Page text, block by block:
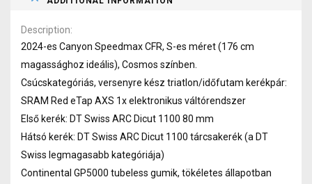
Description
2024-es Canyon Speedmax CFR, S-es méret (176 cm
magassághoz ideális), Cosmos színben.
Csúcskategóriás, versenyre kész triatlon/időfutam kerékpár:
SRAM Red eTap AXS 1x elektronikus váltórendszer
Első kerék: DT Swiss ARC Dicut 1100 80 mm
Hátsó kerék: DT Swiss ARC Dicut 1100 tárcsakerék (a DT
Swiss legmagasabb kategóriája)
Continental GP5000 tubeless gumik, tökéletes állapotban